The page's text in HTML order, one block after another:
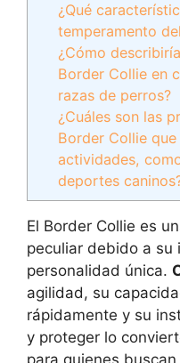
¿Qué
temperamento
¿Cómo
Border Collie en
razas de perros?
¿Cuáles son las
Border Collie
actividades,
deportes
El Border Collie es
peculiar debido a su
personalidad única.
agilidad, su
rápidamente y su
y proteger lo